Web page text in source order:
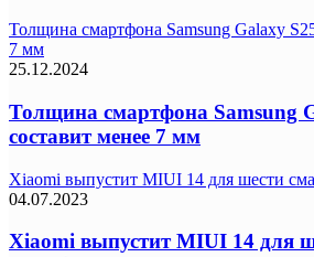
Толщина смартфона Samsung Galaxy
7 мм
25.12.2024
Толщина смартфона Samsung
составит менее 7 мм
Xiaomi выпустит MIUI 14 для шести
04.07.2023
Xiaomi выпустит MIUI 14 для